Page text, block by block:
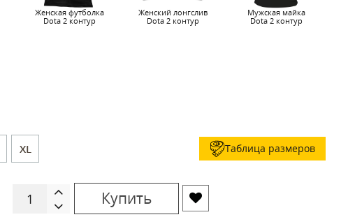
Женская футболка
Dota 2 контур
Женский лонгслив
Dota 2 контур
Мужская майка
Dota 2 контур
XL Таблица размеров
Купить